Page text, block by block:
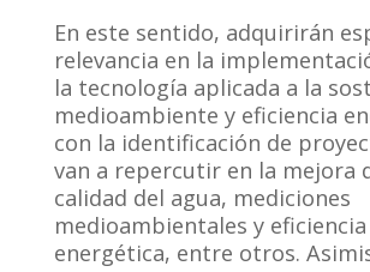
En este sentido, adquirirán
relevancia en la
la tecnología aplicada a la
medioambiente y eficiencia
con la identificación de
van a repercutir en la mejora
calidad del agua, mediciones
medioambientales y eficiencia
energética, entre otros.